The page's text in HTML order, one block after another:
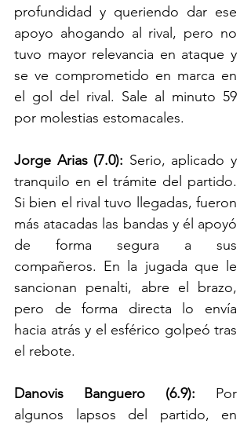
profundidad y queriendo dar ese
apoyo ahogando al rival, pero no
tuvo mayor relevancia en ataque y
se ve comprometido en marca en
el gol del rival. Sale al minuto 59
por molestias estomacales.
Jorge Arias (7.0): Serio, aplicado y
tranquilo en el trámite del partido.
Si bien el rival tuvo llegadas, fueron
más atacadas las bandas y él apoyó
de forma segura a sus
compañeros. En la jugada que le
sancionan penalti, abre el brazo,
pero de forma directa lo envía
hacia atrás y el esférico golpeó tras
el rebote.
Danovis Banguero (6.9): Por
algunos lapsos del partido, en